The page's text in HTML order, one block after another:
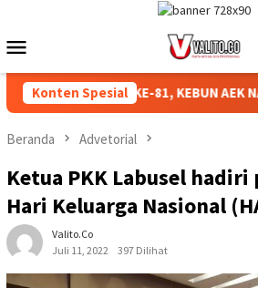
konten
Mobile
Konten Spesial
HUT RI KE-81, KEBUN AEK
Beranda Advetorial
Ketua PKK Labusel
Hari Keluarga Nasional
Valito.co
Juli 11, 2022
397 Dilihat